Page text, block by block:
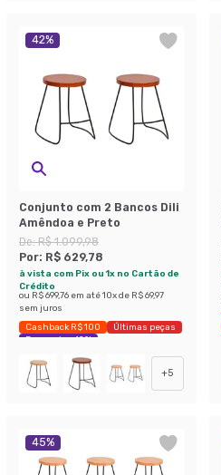
42%
Conjunto com 2 Bancos Dili
Amêndoa e Preto
De:R$ 1.099,98
Por: R$ 629,78
à vista com Pix ou 1x no Cartão de
Crédito
ou R$ 699,76 em até10x de R$ 69,97
sem juros
Cashback R$ 100
Últimas peças
Economize 42%
+5
45%